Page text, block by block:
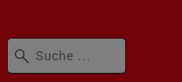
Suchbegriffe